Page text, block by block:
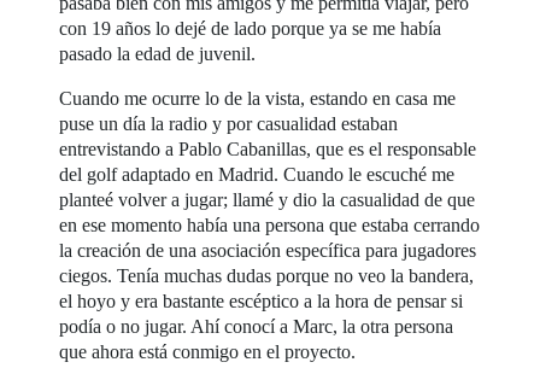
con 19 años lo dejé de lado porque ya se me había
pasado la edad de juvenil.
Cuando me ocurre lo de la vista, estando en casa me
puse un día la radio y por casualidad estaban
entrevistando a Pablo Cabanillas, que es el responsable
del golf adaptado en Madrid. Cuando le escuché me
planteé volver a jugar; llamé y dio la casualidad de que
en ese momento había una persona que estaba cerrando
la creación de una asociación específica para jugadores
ciegos. Tenía muchas dudas porque no veo la bandera,
el hoyo y era bastante escéptico a la hora de pensar si
podía o no jugar. Ahí conocí a Marc, la otra persona
que ahora está conmigo en el proyecto.